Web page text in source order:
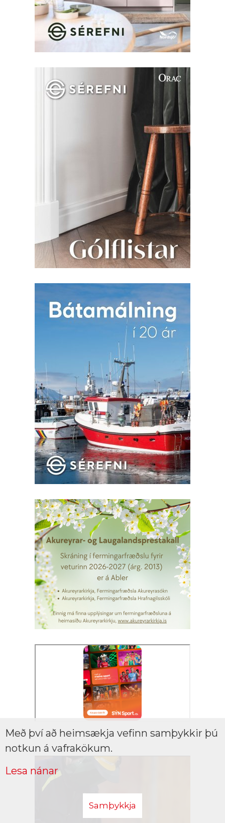
Með því að heimsækja vefinn samþykkir þú
notkun á vafrakökum.
Lesa nánar
Samþykkja